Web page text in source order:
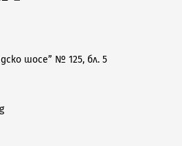
шосе” № 125, бл. 5